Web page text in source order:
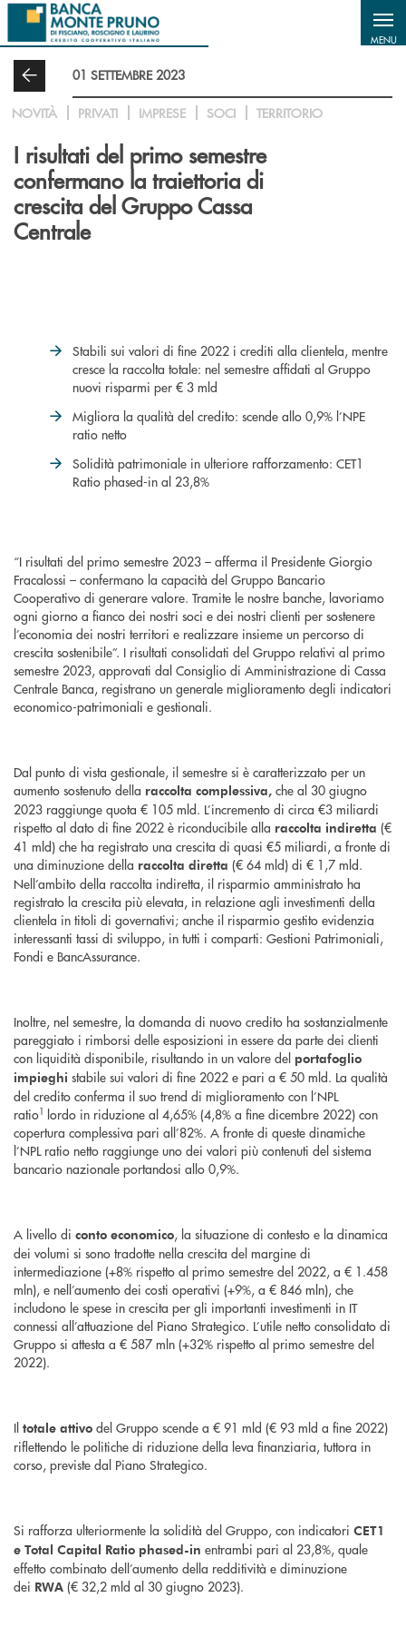
Salta al contenuto principale
MENU
01 SETTEMBRE 2023
NOVITÀ PRIVATI IMPRESE SOCI TERRITORIO
I risultati del primo semestre
confermano la traiettoria di
crescita del Gruppo Cassa
Centrale
Stabili sui valori di fine 2022 i crediti alla clientela, mentre
cresce la raccolta totale: nel semestre affidati al Gruppo
nuovi risparmi per € 3 mld
Migliora la qualità del credito: scende allo 0,9% l’NPE
ratio netto
Solidità patrimoniale in ulteriore rafforzamento: CET1
Ratio phased-in al 23,8%
“I risultati del primo semestre 2023 – afferma il Presidente Giorgio
Fracalossi – confermano la capacità del Gruppo Bancario
Cooperativo di generare valore. Tramite le nostre banche, lavoriamo
ogni giorno a fianco dei nostri soci e dei nostri clienti per sostenere
l’economia dei nostri territori e realizzare insieme un percorso di
crescita sostenibile”. I risultati consolidati del Gruppo relativi al primo
semestre 2023, approvati dal Consiglio di Amministrazione di Cassa
Centrale Banca, registrano un generale miglioramento degli indicatori
economico-patrimoniali e gestionali.
Dal punto di vista gestionale, il semestre si è caratterizzato per un
aumento sostenuto della raccolta complessiva, che al 30 giugno
2023 raggiunge quota € 105 mld. L’incremento di circa €3 miliardi
rispetto al dato di fine 2022 è riconducibile alla raccolta indiretta (€
41 mld) che ha registrato una crescita di quasi €5 miliardi, a fronte di
una diminuzione della raccolta diretta (€ 64 mld) di € 1,7 mld.
Nell’ambito della raccolta indiretta, il risparmio amministrato ha
registrato la crescita più elevata, in relazione agli investimenti della
clientela in titoli di governativi; anche il risparmio gestito evidenzia
interessanti tassi di sviluppo, in tutti i comparti: Gestioni Patrimoniali,
Fondi e BancAssurance.
Inoltre, nel semestre, la domanda di nuovo credito ha sostanzialmente
pareggiato i rimborsi delle esposizioni in essere da parte dei clienti
con liquidità disponibile, risultando in un valore del portafoglio
impieghi stabile sui valori di fine 2022 e pari a € 50 mld. La qualità
del credito conferma il suo trend di miglioramento con l’NPL
ratio1 lordo in riduzione al 4,65% (4,8% a fine dicembre 2022) con
copertura complessiva pari all’82%. A fronte di queste dinamiche
l’NPL ratio netto raggiunge uno dei valori più contenuti del sistema
bancario nazionale portandosi allo 0,9%.
A livello di conto economico, la situazione di contesto e la dinamica
dei volumi si sono tradotte nella crescita del margine di
intermediazione (+8% rispetto al primo semestre del 2022, a € 1.458
mln), e nell’aumento dei costi operativi (+9%, a € 846 mln), che
includono le spese in crescita per gli importanti investimenti in IT
connessi all’attuazione del Piano Strategico. L’utile netto consolidato di
Gruppo si attesta a € 587 mln (+32% rispetto al primo semestre del
2022).
Il totale attivo del Gruppo scende a € 91 mld (€ 93 mld a fine 2022)
riflettendo le politiche di riduzione della leva finanziaria, tuttora in
corso, previste dal Piano Strategico.
Si rafforza ulteriormente la solidità del Gruppo, con indicatori CET1
e Total Capital Ratio phased-in entrambi pari al 23,8%, quale
effetto combinato dell’aumento della redditività e diminuzione
dei RWA (€ 32,2 mld al 30 giugno 2023).